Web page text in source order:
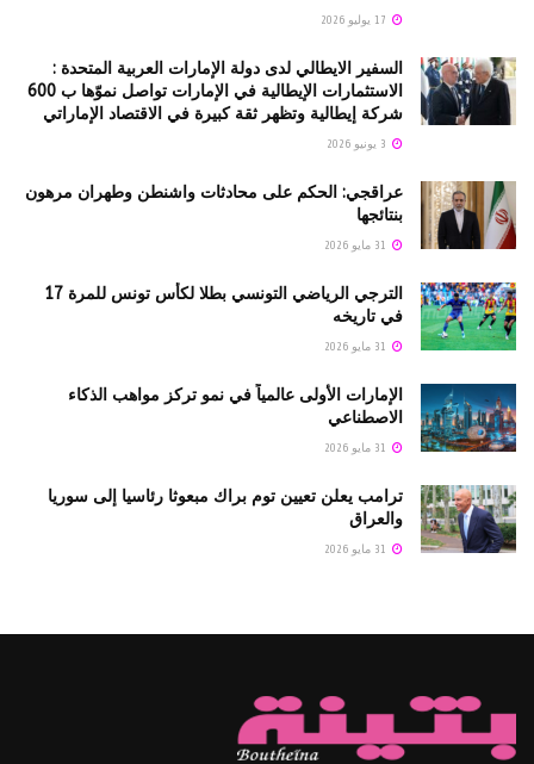
السفير الايطالي لدى دولة الإمارات العربية المتحدة :
الاستثمارات الإيطالية في الإمارات تواصل نموّها ب 600
شركة إيطالية وتظهر ثقة كبيرة في الاقتصاد الإماراتي
عراقجي: الحكم على محادثات واشنطن وطهران مرهون
بنتائجها
الترجي الرياضي التونسي بطلا لكأس تونس للمرة 17
في تاريخه
الإمارات الأولى عالمياً في نمو تركز مواهب الذكاء
الاصطناعي
ترامب يعلن تعيين توم براك مبعوثا رئاسيا إلى سوريا
والعراق